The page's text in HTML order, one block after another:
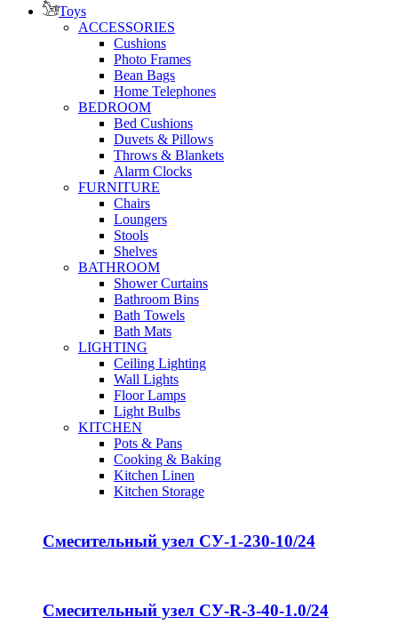
Toys
ACCESSORIES
Cushions
Photo Frames
Bean Bags
Home Telephones
BEDROOM
Bed Cushions
Duvets & Pillows
Throws & Blankets
Alarm Clocks
FURNITURE
Chairs
Loungers
Stools
Shelves
BATHROOM
Shower Curtains
Bathroom Bins
Bath Towels
Bath Mats
LIGHTING
Ceiling Lighting
Wall Lights
Floor Lamps
Light Bulbs
KITCHEN
Pots & Pans
Cooking & Baking
Kitchen Linen
Kitchen Storage
Смесительный узел СУ-1-230-10/24
Смесительный узел СУ-R-3-40-1.0/24